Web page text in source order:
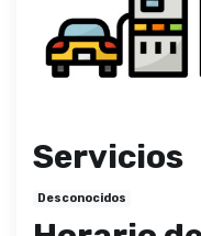
Servicios
Desconocidos